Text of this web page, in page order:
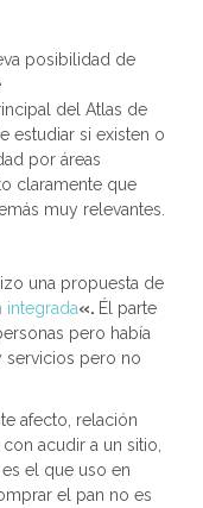
posibilidad de
del Atlas de
estudiar si existen o
por áreas
claramente que
muy relevantes.
una propuesta de
integrada«. Él parte
pero había
servicios pero no
afecto, relación
acudir a un sitio,
el que uso en
el pan no es